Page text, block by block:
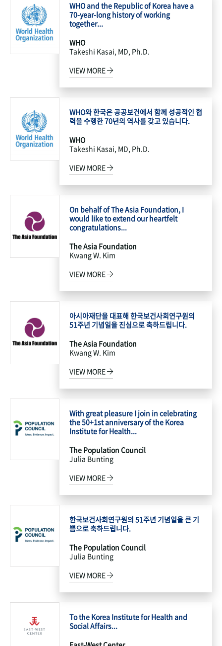
WHO and the Republic of Korea have a
70-year-long history of working
together...
WHO
Takeshi Kasai, MD, Ph.D.
VIEW MORE
WHO와 한국은 공공보건에서 함께 성공적인 협
력을 수행한 70년의 역사를 갖고 있습니다.
WHO
Takeshi Kasai, MD, Ph.D.
VIEW MORE
On behalf of The Asia Foundation, I
would like to extend our heartfelt
congratulations...
The Asia Foundation
Kwang W. Kim
VIEW MORE
아시아재단을 대표해 한국보건사회연구원의
51주년 기념일을 진심으로 축하드립니다.
The Asia Foundation
Kwang W. Kim
VIEW MORE
With great pleasure I join in celebrating
the 50+1st anniversary of the Korea
Institute for Health...
The Population Council
Julia Bunting
VIEW MORE
한국보건사회연구원의 51주년 기념일을 큰 기
쁨으로 축하드립니다.
The Population Council
Julia Bunting
VIEW MORE
To the Korea Institute for Health and
Social Affairs...